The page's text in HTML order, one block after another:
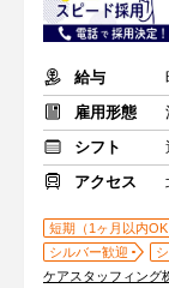
給与
雇用形態
シフト
アクセス
短期（1ヶ月以内OK
シルバー歓迎
ケアスタッフィング